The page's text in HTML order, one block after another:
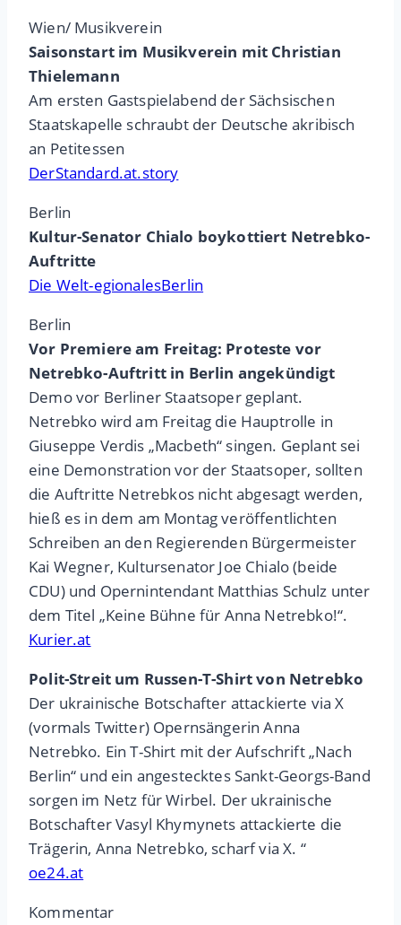
Wien/ Musikverein
Saisonstart im Musikverein mit Christian
Thielemann
Am ersten Gastspielabend der Sächsischen
Staatskapelle schraubt der Deutsche akribisch
an Petitessen
DerStandard.at.story
Berlin
Kultur-Senator Chialo boykottiert Netrebko-
Auftritte
Die Welt-egionalesBerlin
Berlin
Vor Premiere am Freitag: Proteste vor
Netrebko-Auftritt in Berlin angekündigt
Demo vor Berliner Staatsoper geplant.
Netrebko wird am Freitag die Hauptrolle in
Giuseppe Verdis „Macbeth“ singen. Geplant sei
eine Demonstration vor der Staatsoper, sollten
die Auftritte Netrebkos nicht abgesagt werden,
hieß es in dem am Montag veröffentlichten
Schreiben an den Regierenden Bürgermeister
Kai Wegner, Kultursenator Joe Chialo (beide
CDU) und Opernintendant Matthias Schulz unter
dem Titel „Keine Bühne für Anna Netrebko!“.
Kurier.at
Polit-Streit um Russen-T-Shirt von Netrebko
Der ukrainische Botschafter attackierte via X
(vormals Twitter) Opernsängerin Anna
Netrebko. Ein T-Shirt mit der Aufschrift „Nach
Berlin“ und ein angestecktes Sankt-Georgs-Band
sorgen im Netz für Wirbel. Der ukrainische
Botschafter Vasyl Khymynets attackierte die
Trägerin, Anna Netrebko, scharf via X. “
oe24.at
Kommentar